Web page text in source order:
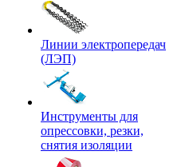
Линии электропередач
(ЛЭП)
Инструменты для
опрессовки, резки,
снятия изоляции